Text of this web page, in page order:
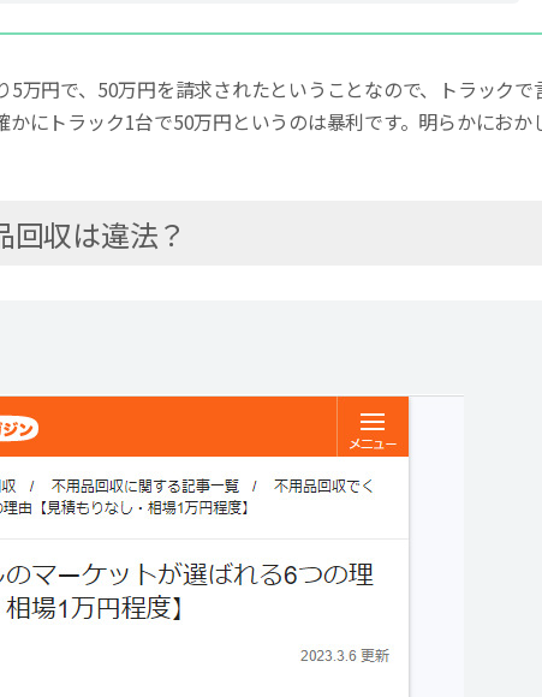
万円で、50万円を請求されたということなので、トラックで
にトラック1台で50万円というのは暴利です。明らかにおか
回収は違法？